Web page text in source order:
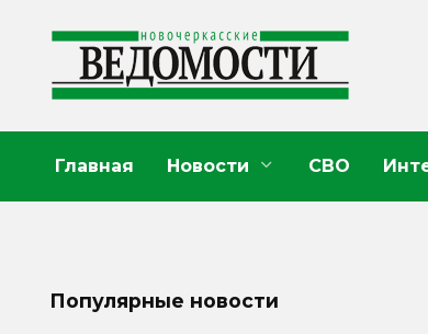
содержанию
Главная Новости СВО
Популярные новости